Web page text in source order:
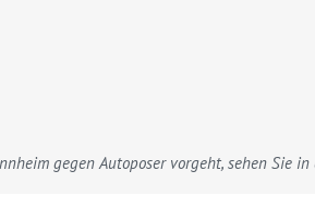
gegen Autoposer vorgeht, sehen Sie in